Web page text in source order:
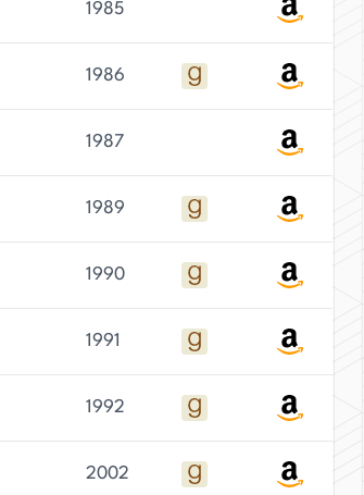
1985
1986
1987
1989
1990
1991
1992
2002